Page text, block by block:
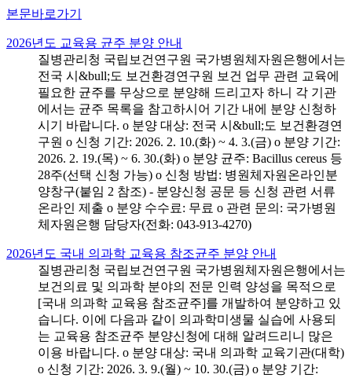
본문바로가기
2026년도 교육용 균주 분양 안내
질병관리청 국립보건연구원 국가병원체자원은행에서는
전국 시&bull;도 보건환경연구원 보건 업무 관련 교육에
필요한 균주를 무상으로 분양해 드리고자 하니 각 기관
에서는 균주 목록을 참고하시어 기간 내에 분양 신청하
시기 바랍니다. o 분양 대상: 전국 시&bull;도 보건환경연
구원 o 신청 기간: 2026. 2. 10.(화) ~ 4. 3.(금) o 분양 기간:
2026. 2. 19.(목) ~ 6. 30.(화) o 분양 균주: Bacillus cereus 등
28주(선택 신청 가능) o 신청 방법: 병원체자원온라인분
양창구(붙임 2 참조) - 분양신청 공문 등 신청 관련 서류
온라인 제출 o 분양 수수료: 무료 o 관련 문의: 국가병원
체자원은행 담당자(전화: 043-913-4270)
2026년도 국내 의과학 교육용 참조균주 분양 안내
질병관리청 국립보건연구원 국가병원체자원은행에서는
보건의료 및 의과학 분야의 전문 인력 양성을 목적으로
[국내 의과학 교육용 참조균주]를 개발하여 분양하고 있
습니다. 이에 다음과 같이 의과학미생물 실습에 사용되
는 교육용 참조균주 분양신청에 대해 알려드리니 많은
이용 바랍니다. o 분양 대상: 국내 의과학 교육기관(대학)
o 신청 기간: 2026. 3. 9.(월) ~ 10. 30.(금) o 분양 기간: